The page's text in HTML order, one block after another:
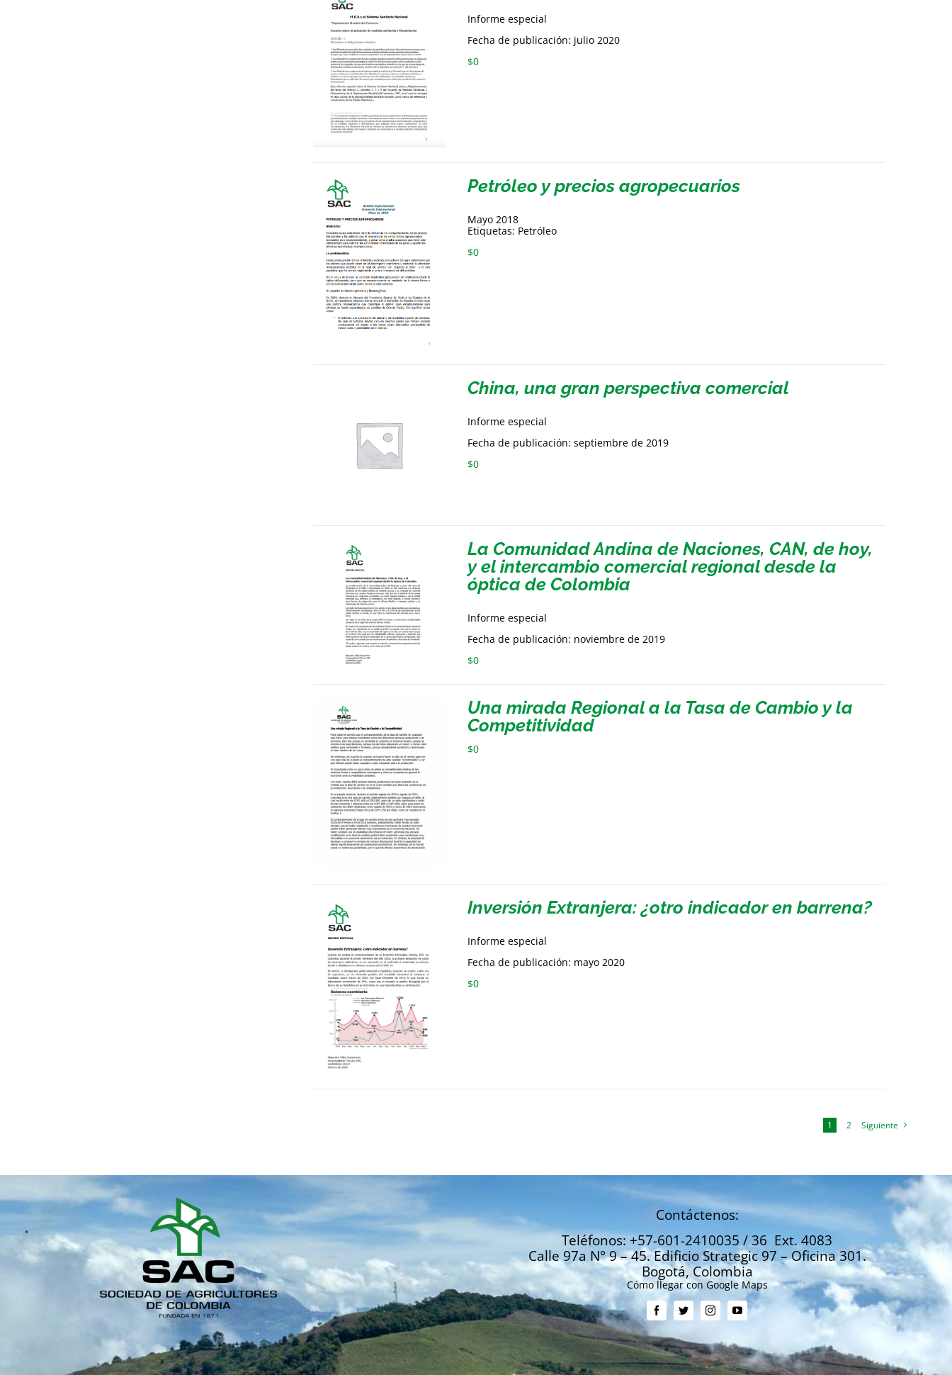
Informe especial
Fecha de publicación: julio 2020
$0
Petróleo y precios agropecuarios
Mayo 2018
Etiquetas: Petróleo
$0
China, una gran perspectiva comercial
Informe especial
Fecha de publicación: septiembre de 2019
$0
La Comunidad Andina de Naciones, CAN, de hoy,
y el intercambio comercial regional desde la
óptica de Colombia
Informe especial
Fecha de publicación: noviembre de 2019
$0
Una mirada Regional a la Tasa de Cambio y la
Competitividad
$0
Inversión Extranjera: ¿otro indicador en barrena?
Informe especial
Fecha de publicación: mayo 2020
$0
1 2 Siguiente
Contáctenos:
Teléfonos: +57-601-2410035 / 36 Ext. 4083
Calle 97a N° 9 – 45. Edificio Strategic 97 – Oficina 301.
Bogotá, Colombia
Cómo llegar con Google Maps